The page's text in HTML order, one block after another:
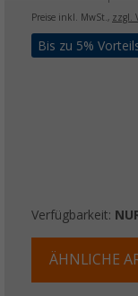
Preise inkl. MwSt., zzgl.
Bis zu 5%
Verfügbarkeit:
ÄHNLICHE